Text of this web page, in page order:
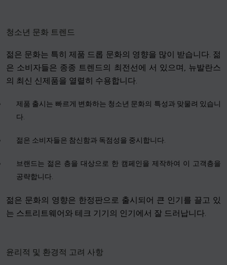
청소년 문화 트렌드
젊은 문화는 특히 제품 드롭 문화의 영향을 많이 받습니다. 젊
은 소비자들은 종종 트렌드의 최전선에 서 있으며, 뉴발란스
의 최신 신제품을 열렬히 수용합니다.
제품 출시는 빠르게 변화하는 청소년 문화의 특성과 맞물려 있습니
다.
젊은 소비자들은 참신함과 독점성을 중시합니다.
브랜드는 젊은 층을 대상으로 한 캠페인을 제작하여 이 고객층을
공략합니다.
젊은 문화의 영향은 한정판으로 출시되어 큰 인기를 끌고 있
는 스트리트웨어와 테크 기기의 인기에서 잘 드러납니다.
윤리적 및 환경적 고려 사항